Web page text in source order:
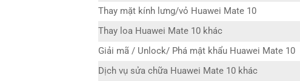
Thay mặt kính lưng/vỏ Huawei Mate 10
Thay loa Huawei Mate 10 khác
Giải mã / Unlock/ Phá mật khẩu Huawei Mate 10
Dịch vụ sửa chữa Huawei Mate 10 khác